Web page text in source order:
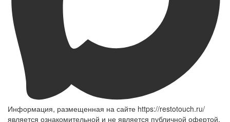
Информация, размещенная на сайте https://restotouch.ru/
является ознакомительной и не является публичной офертой,